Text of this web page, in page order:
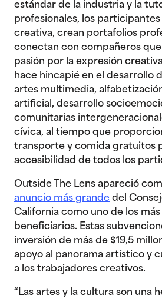
estándar de la industria y la
profesionales, los
creativa, crean portafolios
conectan con compañeros
pasión por la expresión
hace hincapié en el desarrollo
artes multimedia,
artificial, desarrollo
comunitarias
cívica, al tiempo que
transporte y comida gratuitos
accesibilidad de todos los
Outside The Lens apareció
anuncio más grande del
California como uno de los
beneficiarios. Estas
inversión de más de $19,5
apoyo al panorama artístico y
a los trabajadores creativos.
“Las artes y la cultura son una